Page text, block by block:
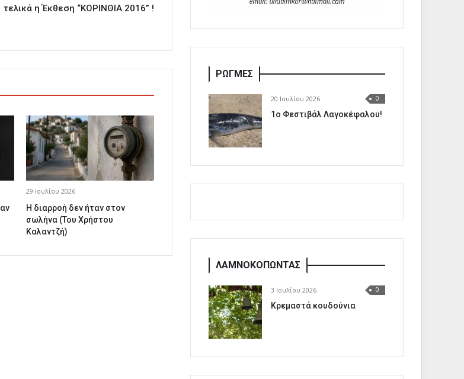
τελικά η Έκθεση “ΚΟΡΙΝΘΙΑ 2016” !
29 Ιουλίου 2026
Η διαρροή δεν ήταν στον
σωλήνα (Του Χρήστου
Καλαντζή)
ΡΩΓΜΕΣ
20 Ιουλίου 2026 0
1o Φεστιβάλ Λαγοκέφαλου!
ΛΑΜΝΟΚΟΠΩΝΤΑΣ
3 Ιουλίου 2026 0
Κρεμαστά κουδούνια